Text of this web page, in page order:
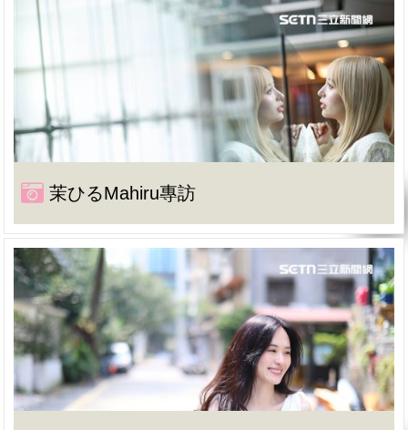
茉ひるMahiru專訪